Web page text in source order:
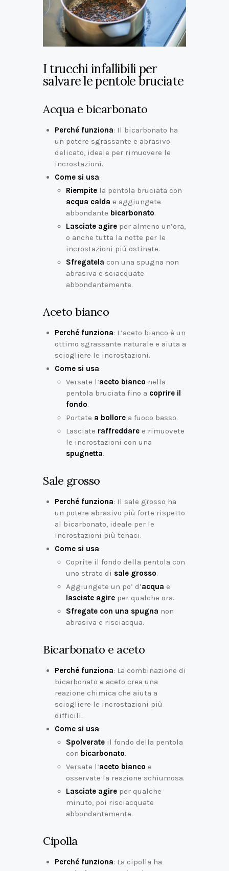
I trucchi infallibili per
salvare le pentole bruciate
Acqua e bicarbonato
Perché funziona: Il bicarbonato ha
un potere sgrassante e abrasivo
delicato, ideale per rimuovere le
incrostazioni.
Come si usa:
Riempite la pentola bruciata con
acqua calda e aggiungete
abbondante bicarbonato.
Lasciate agire per almeno un’ora,
o anche tutta la notte per le
incrostazioni più ostinate.
Sfregatela con una spugna non
abrasiva e sciacquate
abbondantemente.
Aceto bianco
Perché funziona: L’aceto bianco è un
ottimo sgrassante naturale e aiuta a
sciogliere le incrostazioni.
Come si usa:
Versate l’aceto bianco nella
pentola bruciata fino a coprire il
fondo.
Portate a bollore a fuoco basso.
Lasciate raffreddare e rimuovete
le incrostazioni con una
spugnetta.
Sale grosso
Perché funziona: Il sale grosso ha
un potere abrasivo più forte rispetto
al bicarbonato, ideale per le
incrostazioni più tenaci.
Come si usa:
Coprite il fondo della pentola con
uno strato di sale grosso.
Aggiungete un po’ d’acqua e
lasciate agire per qualche ora.
Sfregate con una spugna non
abrasiva e risciacqua.
Bicarbonato e aceto
Perché funziona: La combinazione di
bicarbonato e aceto crea una
reazione chimica che aiuta a
sciogliere le incrostazioni più
difficili.
Come si usa:
Spolverate il fondo della pentola
con bicarbonato.
Versate l’aceto bianco e
osservate la reazione schiumosa.
Lasciate agire per qualche
minuto, poi risciacquate
abbondantemente.
Cipolla
Perché funziona: La cipolla ha